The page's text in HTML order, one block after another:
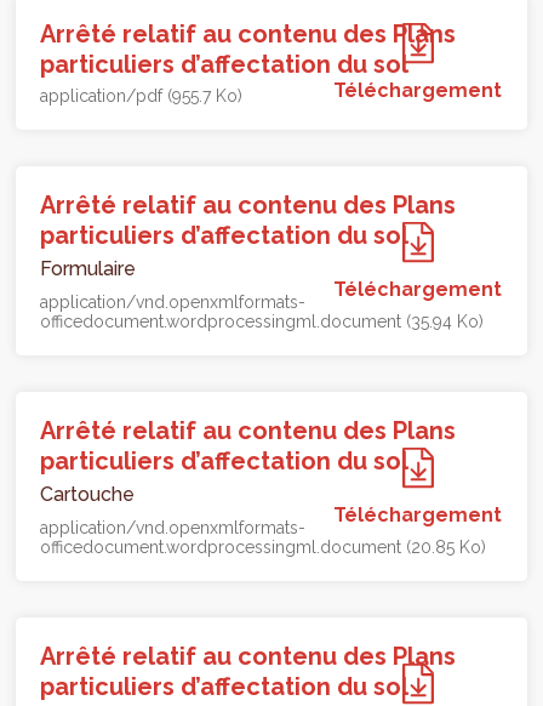
Arrêté relatif au contenu des Plans
particuliers d’affectation du sol
application/pdf (955.7 Ko) Téléchargement
Arrêté relatif au contenu des Plans
particuliers d’affectation du sol
Formulaire
application/vnd.openxmlformats-
officedocument.wordprocessingml.document (35.94 Ko)
Téléchargement
Arrêté relatif au contenu des Plans
particuliers d’affectation du sol
Cartouche
application/vnd.openxmlformats-
officedocument.wordprocessingml.document (20.85 Ko)
Téléchargement
Arrêté relatif au contenu des Plans
particuliers d’affectation du sol